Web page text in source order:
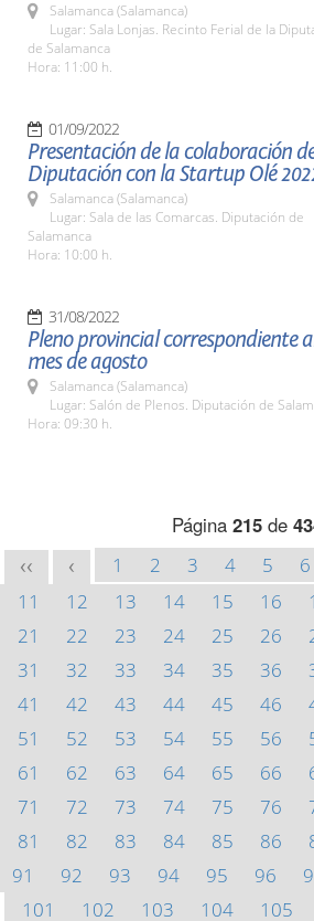
Salamanca (Salamanca)
Lugar: Sala Lonjas. Recinto Ferial de la
de Salamanca
Hora: 11:00 h.
01/09/2022
Presentación de la colaboración
Diputación con la Startup Olé
Salamanca (Salamanca)
Lugar: Sala de las Comarcas. Diputación de
Salamanca
Hora: 10:00 h.
31/08/2022
Pleno provincial correspondiente
mes de agosto
Salamanca (Salamanca)
Lugar: Salón de Plenos. Diputación de
Hora: 09:30 h.
Página 215de
<< < 1 2 3 4 5 6
11
12 13 14 15 16
21
22 23 24 25 26
31
32 33 34 35 36
41
42 43 44 45 46
51
52 53 54 55 56
61
62 63 64 65 66
71
72 73 74 75 76
81
82 83 84 85 86
91
92 93 94 95 96
101
102 103 104 105